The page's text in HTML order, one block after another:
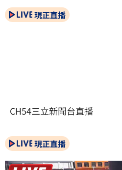
現正直播
CH54三立新聞台直播
現正直播